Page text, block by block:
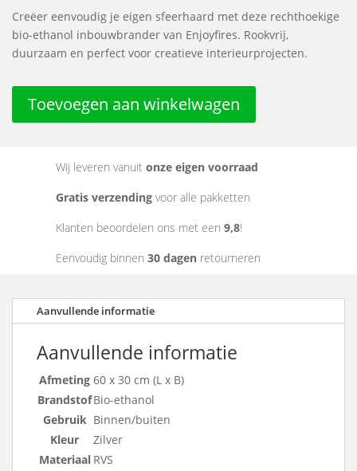
Creëer eenvoudig je eigen sfeerhaard met deze rechthoekige
bio-ethanol inbouwbrander van Enjoyfires. Rookvrij,
duurzaam en perfect voor creatieve interieurprojecten.
Toevoegen aan winkelwagen
Wij leveren vanuit onze eigen voorraad
Gratis verzending voor alle pakketten
Klanten beoordelen ons met een 9,8!
Eenvoudig binnen 30 dagen retourneren
Aanvullende informatie
Aanvullende informatie
Afmeting 60 x 30 cm (L x B)
BrandstofBio-ethanol
Gebruik Binnen/buiten
Kleur
Zilver
Materiaal RVS